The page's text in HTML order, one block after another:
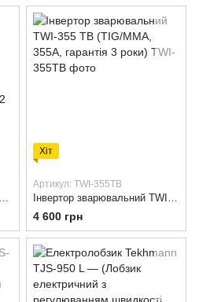
Хіт
Артикул: TWI-355TB
4 600 грн